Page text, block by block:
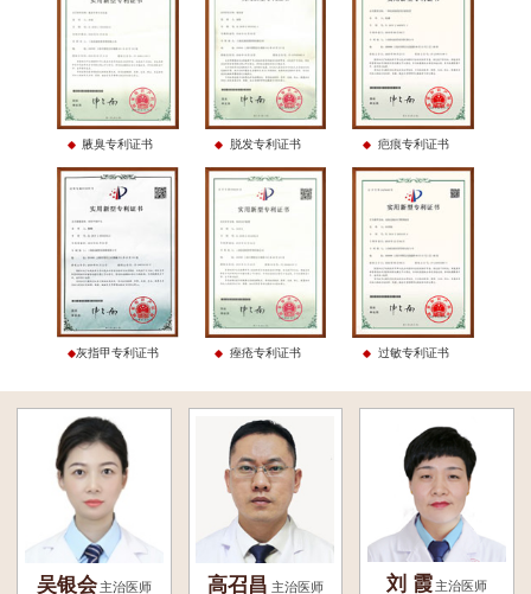
腋臭专利证书 脱发专利证书 疤痕专利证书
灰指甲专利证书 痤疮专利证书 过敏专利证书
吴银会 主治医师 高召昌 主治医师 刘 霞 主治医师